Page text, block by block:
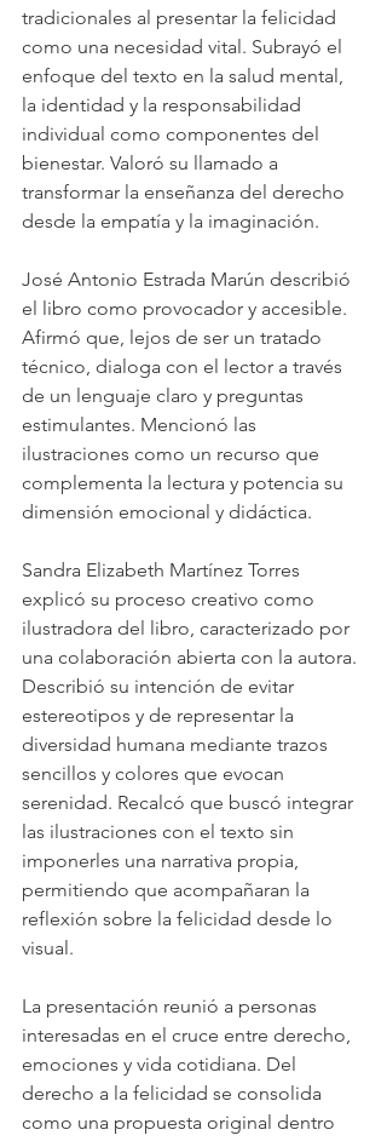
tradicionales al presentar la felicidad
como una necesidad vital. Subrayó el
enfoque del texto en la salud mental,
la identidad y la responsabilidad
individual como componentes del
bienestar. Valoró su llamado a
transformar la enseñanza del derecho
desde la empatía y la imaginación.
José Antonio Estrada Marún describió
el libro como provocador y accesible.
Afirmó que, lejos de ser un tratado
técnico, dialoga con el lector a través
de un lenguaje claro y preguntas
estimulantes. Mencionó las
ilustraciones como un recurso que
complementa la lectura y potencia su
dimensión emocional y didáctica.
Sandra Elizabeth Martínez Torres
explicó su proceso creativo como
ilustradora del libro, caracterizado por
una colaboración abierta con la autora.
Describió su intención de evitar
estereotipos y de representar la
diversidad humana mediante trazos
sencillos y colores que evocan
serenidad. Recalcó que buscó integrar
las ilustraciones con el texto sin
imponerles una narrativa propia,
permitiendo que acompañaran la
reflexión sobre la felicidad desde lo
visual.
La presentación reunió a personas
interesadas en el cruce entre derecho,
emociones y vida cotidiana. Del
derecho a la felicidad se consolida
como una propuesta original dentro